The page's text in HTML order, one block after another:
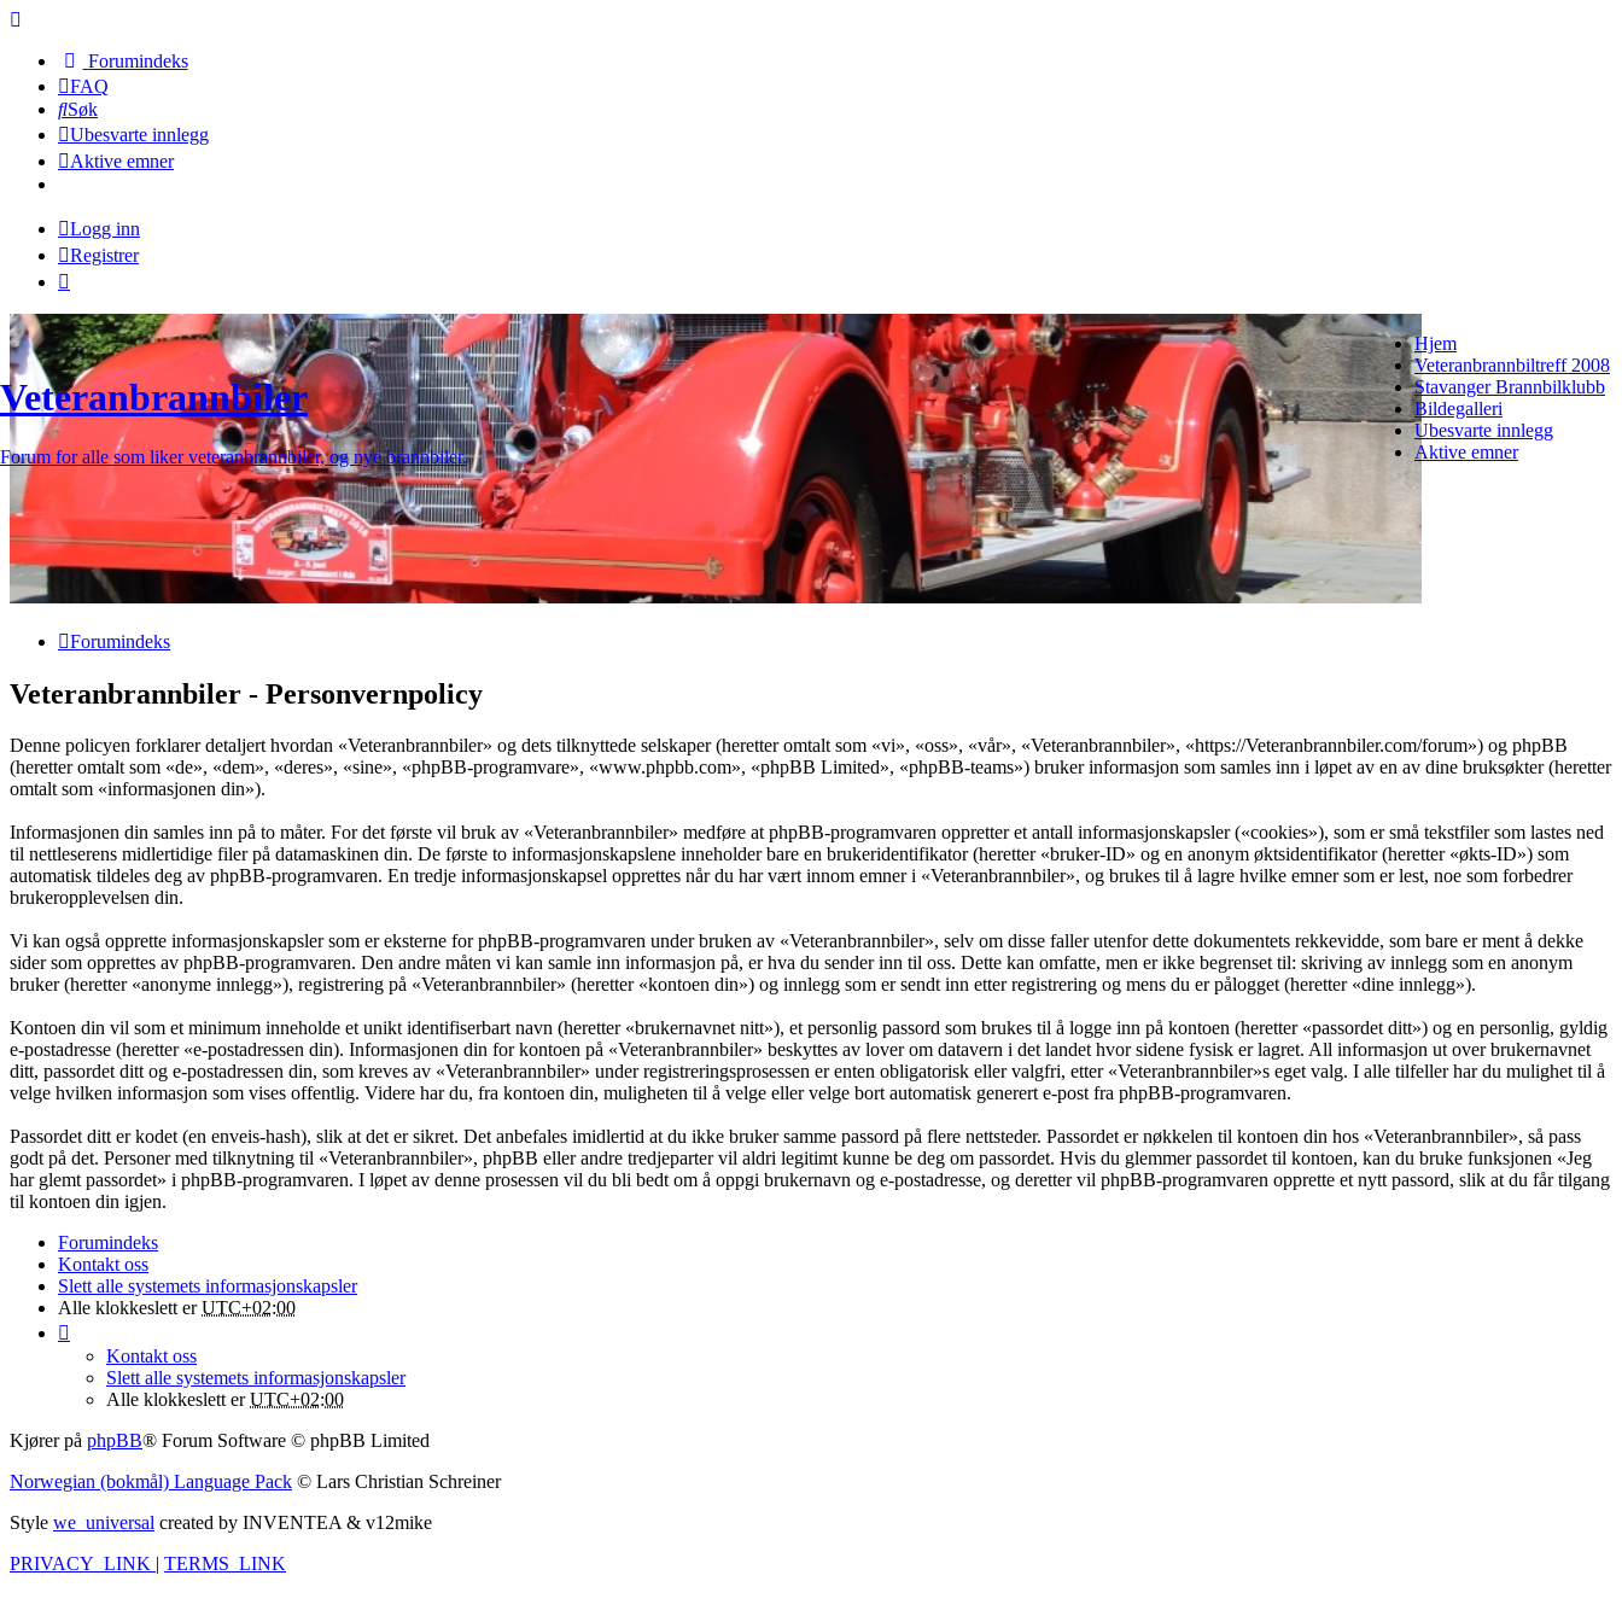
Forumindeks
FAQ
Søk
Ubesvarte innlegg
Aktive emner
Logg inn
Registrer
Hjem
Veteranbrannbiltreff 2008
Stavanger Brannbilklubb
Bildegalleri
Ubesvarte innlegg
Aktive emner
Veteranbrannbiler
Forum for alle som liker veteranbrannbiler, og nye brannbiler.
Forumindeks
Veteranbrannbiler - Personvernpolicy
Denne policyen forklarer detaljert hvordan «Veteranbrannbiler» og dets tilknyttede selskaper (heretter omtalt som «vi», «oss», «vår», «Veteranbrannbiler», «https://Veteranbrannbiler.com/forum») og phpBB
(heretter omtalt som «de», «dem», «deres», «sine», «phpBB-programvare», «www.phpbb.com», «phpBB Limited», «phpBB-teams») bruker informasjon som samles inn i løpet av en av dine bruksøkter (heretter
omtalt som «informasjonen din»).
Informasjonen din samles inn på to måter. For det første vil bruk av «Veteranbrannbiler» medføre at phpBB-programvaren oppretter et antall informasjonskapsler («cookies»), som er små tekstfiler som lastes ned
til nettleserens midlertidige filer på datamaskinen din. De første to informasjonskapslene inneholder bare en brukeridentifikator (heretter «bruker-ID» og en anonym øktsidentifikator (heretter «økts-ID») som
automatisk tildeles deg av phpBB-programvaren. En tredje informasjonskapsel opprettes når du har vært innom emner i «Veteranbrannbiler», og brukes til å lagre hvilke emner som er lest, noe som forbedrer
brukeropplevelsen din.
Vi kan også opprette informasjonskapsler som er eksterne for phpBB-programvaren under bruken av «Veteranbrannbiler», selv om disse faller utenfor dette dokumentets rekkevidde, som bare er ment å dekke
sider som opprettes av phpBB-programvaren. Den andre måten vi kan samle inn informasjon på, er hva du sender inn til oss. Dette kan omfatte, men er ikke begrenset til: skriving av innlegg som en anonym
bruker (heretter «anonyme innlegg»), registrering på «Veteranbrannbiler» (heretter «kontoen din») og innlegg som er sendt inn etter registrering og mens du er pålogget (heretter «dine innlegg»).
Kontoen din vil som et minimum inneholde et unikt identifiserbart navn (heretter «brukernavnet nitt»), et personlig passord som brukes til å logge inn på kontoen (heretter «passordet ditt») og en personlig, gyldig
e-postadresse (heretter «e-postadressen din). Informasjonen din for kontoen på «Veteranbrannbiler» beskyttes av lover om datavern i det landet hvor sidene fysisk er lagret. All informasjon ut over brukernavnet
ditt, passordet ditt og e-postadressen din, som kreves av «Veteranbrannbiler» under registreringsprosessen er enten obligatorisk eller valgfri, etter «Veteranbrannbiler»s eget valg. I alle tilfeller har du mulighet til å
velge hvilken informasjon som vises offentlig. Videre har du, fra kontoen din, muligheten til å velge eller velge bort automatisk generert e-post fra phpBB-programvaren.
Passordet ditt er kodet (en enveis-hash), slik at det er sikret. Det anbefales imidlertid at du ikke bruker samme passord på flere nettsteder. Passordet er nøkkelen til kontoen din hos «Veteranbrannbiler», så pass
godt på det. Personer med tilknytning til «Veteranbrannbiler», phpBB eller andre tredjeparter vil aldri legitimt kunne be deg om passordet. Hvis du glemmer passordet til kontoen, kan du bruke funksjonen «Jeg
har glemt passordet» i phpBB-programvaren. I løpet av denne prosessen vil du bli bedt om å oppgi brukernavn og e-postadresse, og deretter vil phpBB-programvaren opprette et nytt passord, slik at du får tilgang
til kontoen din igjen.
Forumindeks
Kontakt oss
Slett alle systemets informasjonskapsler
Alle klokkeslett erUTC+02:00
Kontakt oss
Slett alle systemets informasjonskapsler
Alle klokkeslett erUTC+02:00
Kjører på phpBB® Forum Software © phpBB Limited
Norwegian (bokmål) Language Pack © Lars Christian Schreiner
Style we_universal created by INVENTEA & v12mike
PRIVACY_LINK | TERMS_LINK